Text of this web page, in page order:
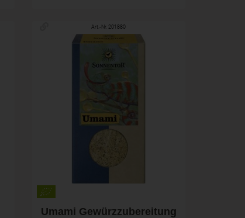
Art.-Nr. 201880
Umami Gewürzzubereitung
4,99